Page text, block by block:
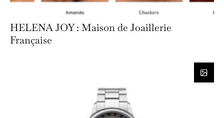
HELENA JOY : Maison de Joaillerie
Française